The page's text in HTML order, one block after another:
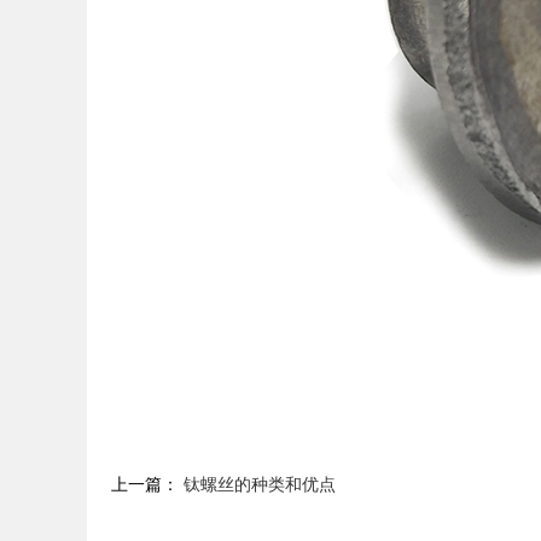
上一篇： 钛螺丝的种类和优点